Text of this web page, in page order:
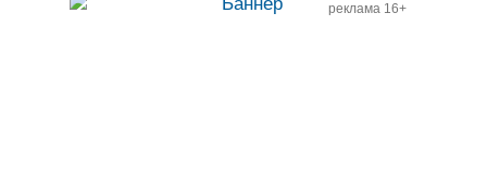
реклама 16+